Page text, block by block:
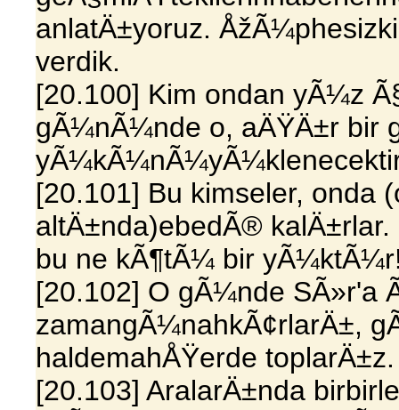
anlatÄ±yoruz.
verdik.
[20.100] Kim ondan yÃ¼z
gÃ¼nÃ¼nde o, aÄŸÄ±r bir
[20.101] Bu kimseler,
altÄ±nda)ebedÃ®
bu ne kÃ¶tÃ¼ bir
[20.102] O gÃ¼nde SÃ»r'a
zamangÃ¼nahkÃ¢rlarÄ±,
haldemahÅŸerde toplarÄ±z.
[20.103] AralarÄ±nda